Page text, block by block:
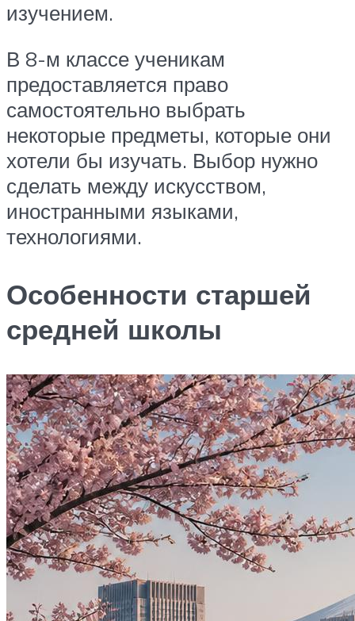
изучением.
В 8-м классе ученикам
предоставляется право
самостоятельно выбрать
некоторые предметы, которые они
хотели бы изучать. Выбор нужно
сделать между искусством,
иностранными языками,
технологиями.
Особенности старшей
средней школы